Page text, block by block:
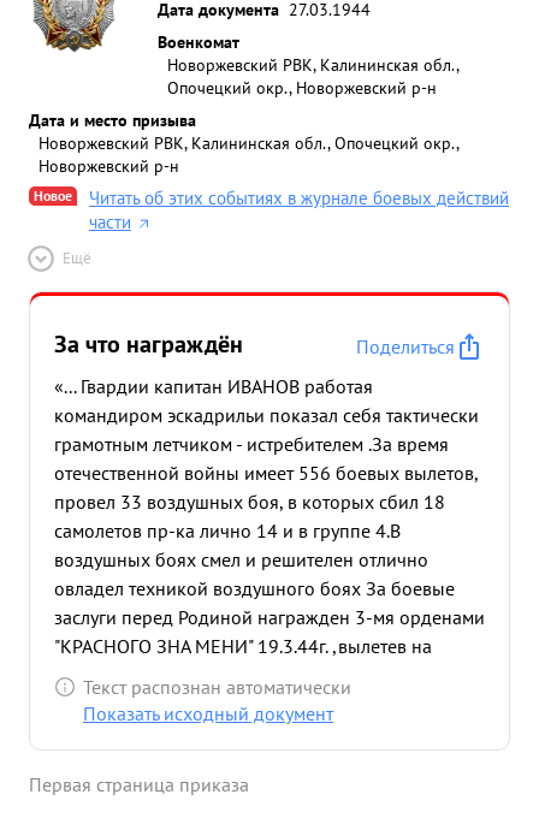
Ордена ОТЕЧЕСТВЕННАЯ ВОЙНА 1 СТЕПЕНИ" ...»
Дата документа 27.03.1944
Военкомат
Новоржевский РВК, Калининская обл.,
Опочецкий окр., Новоржевский р-н
Дата и место призыва
Новоржевский РВК, Калининская обл., Опочецкий окр.,
Новоржевский р-н
Новое
Читать об этих событиях в журнале боевых действий
части
Ещё
За что награждён
Поделиться
«... Гвардии капитан ИВАНОВ работая
командиром эскадрильи показал себя тактически
грамотным летчиком - истребителем .За время
отечественной войны имеет 556 боевых вылетов,
провел 33 воздушных боя, в которых сбил 18
самолетов пр-ка лично 14 и в группе 4.В
воздушных боях смел и решителен отлично
овладел техникой воздушного боях За боевые
заслуги перед Родиной награжден 3-мя орденами
"КРАСНОГО ЗНА МЕНИ" 19.3.44г. ,вылетев на
отражение массированного бомбардировочно го
налета самолетов пр-ка на ж.д. узел и гор. Сарны
Социалистическо кой Родины проникнутый
Текст распознан автоматически
Показать исходный документ
Первая страница приказа